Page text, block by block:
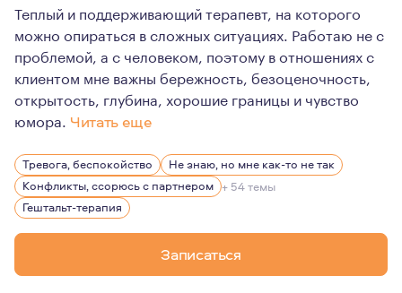
Теплый и поддерживающий терапевт, на которого
можно опираться в сложных ситуациях. Работаю не с
проблемой, а с человеком, поэтому в отношениях с
клиентом мне важны бережность, безоценочность,
открытость, глубина, хорошие границы и чувство
юмора. Читать еще
Больше 10 лет работаю онлайн. Мой самый большой
Люблю жизнь, свою семью, книги Макса Фрая, истории
Верю в то, что каждый сам кузнец своего счастья,
Тревога, беспокойство
Не знаю, но мне как-то не так
Конфликты, ссорюсь с партнером + 54 темы
Гештальт-терапия
Записаться